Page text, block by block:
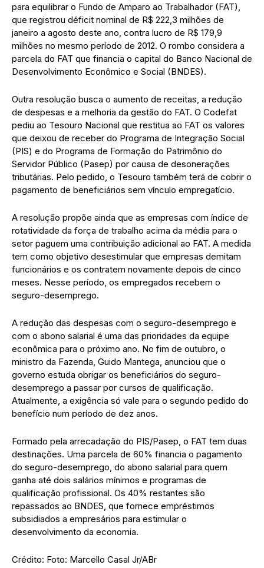
para equilibrar o Fundo de Amparo ao Trabalhador (FAT),
que registrou déficit nominal de R$ 222,3 milhões de
janeiro a agosto deste ano, contra lucro de R$ 179,9
milhões no mesmo período de 2012. O rombo considera a
parcela do FAT que financia o capital do Banco Nacional de
Desenvolvimento Econômico e Social (BNDES).
Outra resolução busca o aumento de receitas, a redução
de despesas e a melhoria da gestão do FAT. O Codefat
pediu ao Tesouro Nacional que restitua ao FAT os valores
que deixou de receber do Programa de Integração Social
(PIS) e do Programa de Formação do Patrimônio do
Servidor Público (Pasep) por causa de desonerações
tributárias. Pelo pedido, o Tesouro também terá de cobrir o
pagamento de beneficiários sem vínculo empregatício.
A resolução propõe ainda que as empresas com índice de
rotatividade da força de trabalho acima da média para o
setor paguem uma contribuição adicional ao FAT. A medida
tem como objetivo desestimular que empresas demitam
funcionários e os contratem novamente depois de cinco
meses. Nesse período, os empregados recebem o
seguro-desemprego.
A redução das despesas com o seguro-desemprego e
com o abono salarial é uma das prioridades da equipe
econômica para o próximo ano. No fim de outubro, o
ministro da Fazenda, Guido Mantega, anunciou que o
governo estuda obrigar os beneficiários do seguro-
desemprego a passar por cursos de qualificação.
Atualmente, a exigência só vale para o segundo pedido do
benefício num período de dez anos.
Formado pela arrecadação do PIS/Pasep, o FAT tem duas
destinações. Uma parcela de 60% financia o pagamento
do seguro-desemprego, do abono salarial para quem
ganha até dois salários mínimos e programas de
qualificação profissional. Os 40% restantes são
repassados ao BNDES, que fornece empréstimos
subsidiados a empresários para estimular o
desenvolvimento da economia.
Crédito: Foto: Marcello Casal Jr/ABr